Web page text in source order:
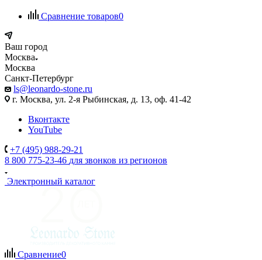
Сравнение товаров0
Ваш город
Москва
Москва
Санкт-Петербург
ls@leonardo-stone.ru
г. Москва, ул. 2-я Рыбинская, д. 13, оф. 41-42
Вконтакте
YouTube
+7 (495) 988-29-21
8 800 775-23-46 для звонков из регионов
Электронный каталог
Сравнение0